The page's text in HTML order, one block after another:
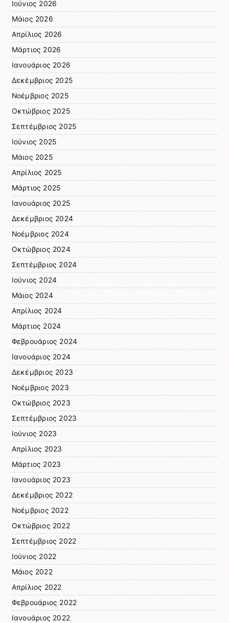
Ιούνιος 2026
Μάιος 2026
Απρίλιος 2026
Μάρτιος 2026
Ιανουάριος 2026
Δεκέμβριος 2025
Νοέμβριος 2025
Οκτώβριος 2025
Σεπτέμβριος 2025
Ιούνιος 2025
Μάιος 2025
Απρίλιος 2025
Μάρτιος 2025
Ιανουάριος 2025
Δεκέμβριος 2024
Νοέμβριος 2024
Οκτώβριος 2024
Σεπτέμβριος 2024
Ιούνιος 2024
Μάιος 2024
Απρίλιος 2024
Μάρτιος 2024
Φεβρουάριος 2024
Ιανουάριος 2024
Δεκέμβριος 2023
Νοέμβριος 2023
Οκτώβριος 2023
Σεπτέμβριος 2023
Ιούνιος 2023
Απρίλιος 2023
Μάρτιος 2023
Ιανουάριος 2023
Δεκέμβριος 2022
Νοέμβριος 2022
Οκτώβριος 2022
Σεπτέμβριος 2022
Ιούνιος 2022
Μάιος 2022
Απρίλιος 2022
Φεβρουάριος 2022
Ιανουάριος 2022